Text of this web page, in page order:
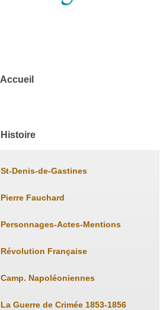
Accueil
Histoire
St-Denis-de-Gastines
Pierre Fauchard
Personnages-Actes-Mentions
Révolution Française
Camp. Napoléoniennes
La Guerre de Crimée 1853-1856